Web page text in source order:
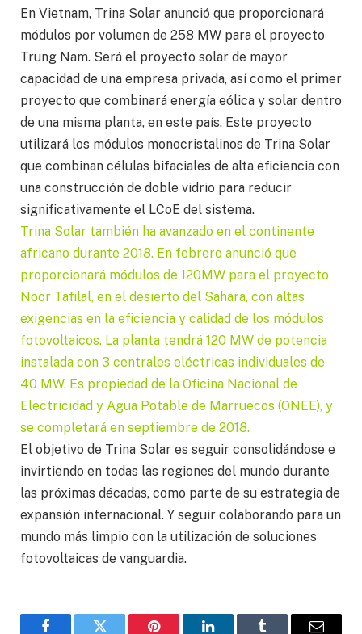
En Vietnam, Trina Solar anunció que proporcionará
módulos por volumen de 258 MW para el proyecto
Trung Nam. Será el proyecto solar de mayor
capacidad de una empresa privada, así como el primer
proyecto que combinará energía eólica y solar dentro
de una misma planta, en este país. Este proyecto
utilizará los módulos monocristalinos de Trina Solar
que combinan células bifaciales de alta eficiencia con
una construcción de doble vidrio para reducir
significativamente el LCoE del sistema.
Trina Solar también ha avanzado en el continente
africano durante 2018. En febrero anunció que
proporcionará módulos de 120MW para el proyecto
Noor Tafilal, en el desierto del Sahara, con altas
exigencias en la eficiencia y calidad de los módulos
fotovoltaicos. La planta tendrá 120 MW de potencia
instalada con 3 centrales eléctricas individuales de
40 MW. Es propiedad de la Oficina Nacional de
Electricidad y Agua Potable de Marruecos (ONEE), y
se completará en septiembre de 2018.
El objetivo de Trina Solar es seguir consolidándose e
invirtiendo en todas las regiones del mundo durante
las próximas décadas, como parte de su estrategia de
expansión internacional. Y seguir colaborando para un
mundo más limpio con la utilización de soluciones
fotovoltaicas de vanguardia.